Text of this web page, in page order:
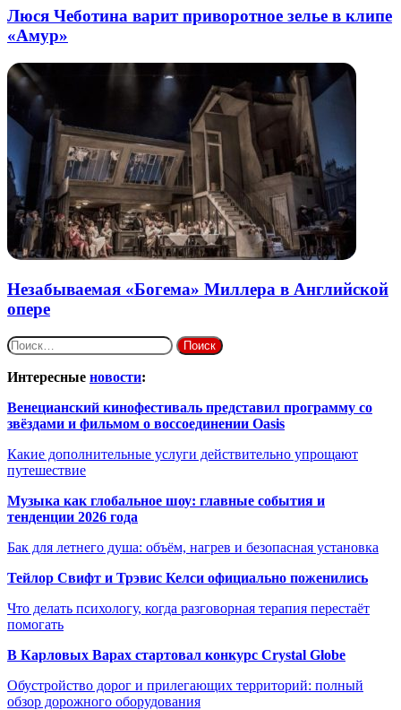
Люся Чеботина варит приворотное зелье в клипе
«Амур»
Незабываемая «Богема» Миллера в Английской
опере
Найти:
Интересные новости:
Венецианский кинофестиваль представил программу со
звёздами и фильмом о воссоединении Oasis
Какие дополнительные услуги действительно упрощают
путешествие
Музыка как глобальное шоу: главные события и
тенденции 2026 года
Бак для летнего душа: объём, нагрев и безопасная установка
Тейлор Свифт и Трэвис Келси официально поженились
Что делать психологу, когда разговорная терапия перестаёт
помогать
В Карловых Варах стартовал конкурс Crystal Globe
Обустройство дорог и прилегающих территорий: полный
обзор дорожного оборудования